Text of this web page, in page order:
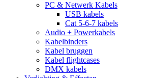
PC & Netwerk Kabels
USB kabels
Cat 5-6-7 kabels
Audio + Powerkabels
Kabelbinders
Kabel bruggen
Kabel flightcases
DMX kabels